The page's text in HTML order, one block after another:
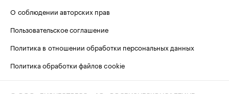
О соблюдении авторских прав
Пользовательское соглашение
Политика в отношении обработки персональных данных
Политика обработки файлов cookie